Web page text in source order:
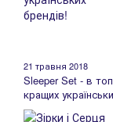
21 травня 2018
Sleeper Set - в
кращих